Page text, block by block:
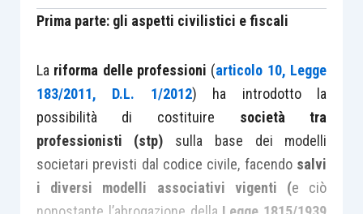
Prima parte: gli aspetti civilistici e fiscali
La riforma delle professioni (articolo 10, Legge
183/2011, D.L. 1/2012) ha introdotto la
possibilità di costituire società tra
professionisti (stp) sulla base dei modelli
societari previsti dal codice civile, facendo salvi
i diversi modelli associativi vigenti (e ciò